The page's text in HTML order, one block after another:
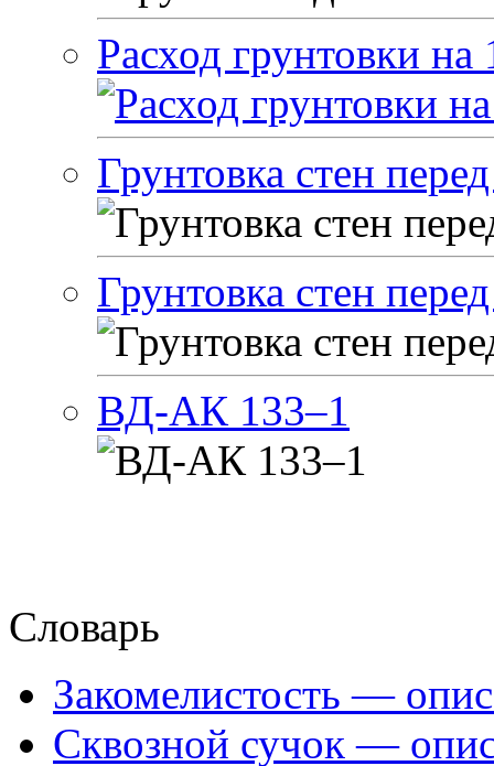
Расход грунтовки на
Грунтовка стен
Грунтовка стен
ВД-АК 133–1
Словарь
Закомелистость —
Сквозной сучок —